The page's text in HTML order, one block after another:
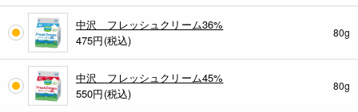
中沢 フレッシュクリーム36%
475円(税込)
80g
中沢 フレッシュクリーム45%
550円(税込)
80g